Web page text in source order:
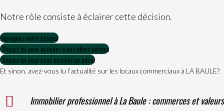
Notre rôle consiste à éclairer cette décision.
Rejoignez notre équipe!
Cliquez ici pour accéder à nos offres actives
Cliquez ici pour nous envoyer un email
Et sinon, avez-vous lu l’actualité sur les locaux commerciaux à LA BAULE?
Immobilier professionnel à La Baule : commerces et valeurs